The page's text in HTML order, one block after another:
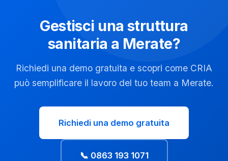
Gestisci una struttura
sanitaria a Merate?
Richiedi una demo gratuita e scopri come CRIA
può semplificare il lavoro del tuo team a Merate.
Richiedi una demo gratuita
📞 0863 193 1071